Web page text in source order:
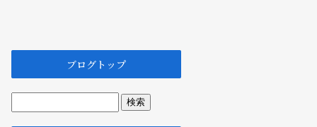
ブログトップ